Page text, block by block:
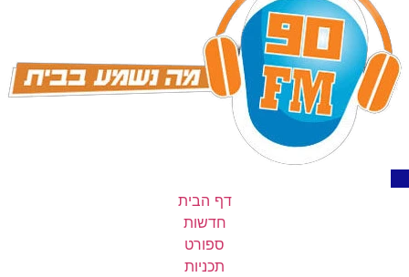
דף הבית
חדשות
ספורט
תכניות